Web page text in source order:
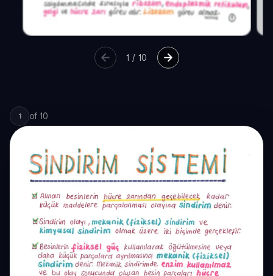
1 / 10
1 of 10